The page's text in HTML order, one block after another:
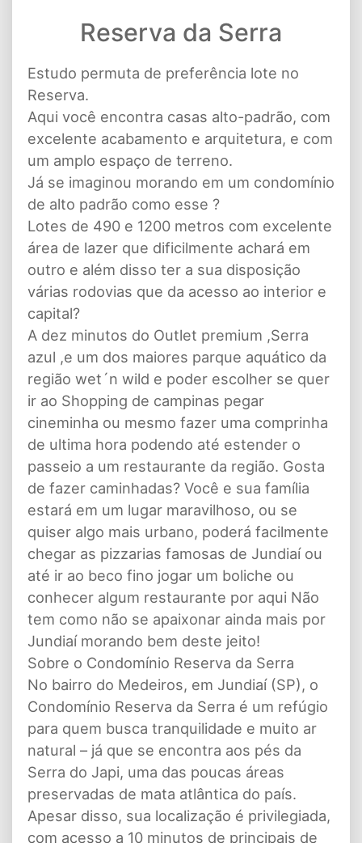
Reserva da Serra
Estudo permuta de preferência lote no
Reserva.
Aqui você encontra casas alto-padrão, com
excelente acabamento e arquitetura, e com
um amplo espaço de terreno.
Já se imaginou morando em um condomínio
de alto padrão como esse ?
Lotes de 490 e 1200 metros com excelente
área de lazer que dificilmente achará em
outro e além disso ter a sua disposição
várias rodovias que da acesso ao interior e
capital?
A dez minutos do Outlet premium ,Serra
azul ,e um dos maiores parque aquático da
região wet´n wild e poder escolher se quer
ir ao Shopping de campinas pegar
cineminha ou mesmo fazer uma comprinha
de ultima hora podendo até estender o
passeio a um restaurante da região. Gosta
de fazer caminhadas? Você e sua família
estará em um lugar maravilhoso, ou se
quiser algo mais urbano, poderá facilmente
chegar as pizzarias famosas de Jundiaí ou
até ir ao beco fino jogar um boliche ou
conhecer algum restaurante por aqui Não
tem como não se apaixonar ainda mais por
Jundiaí morando bem deste jeito!
Sobre o Condomínio Reserva da Serra
No bairro do Medeiros, em Jundiaí (SP), o
Condomínio Reserva da Serra é um refúgio
para quem busca tranquilidade e muito ar
natural – já que se encontra aos pés da
Serra do Japi, uma das poucas áreas
preservadas de mata atlântica do país.
Apesar disso, sua localização é privilegiada,
com acesso a 10 minutos de principais de